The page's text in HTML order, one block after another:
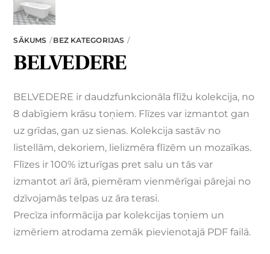
SĀKUMS BEZ KATEGORIJAS
BELVEDERE
BELVEDERE ir daudzfunkcionāla flīžu kolekcija, no
8 dabīgiem krāsu toņiem. Flīzes var izmantot gan
uz grīdas, gan uz sienas. Kolekcija sastāv no
listellām, dekoriem, lielizmēra flīzēm un mozaīkas.
Flīzes ir 100% izturīgas pret salu un tās var
izmantot arī ārā, piemēram vienmērīgai pārejai no
dzīvojamās telpas uz āra terasi.
Precīza informācija par kolekcijas toņiem un
izmēriem atrodama zemāk pievienotajā PDF failā.